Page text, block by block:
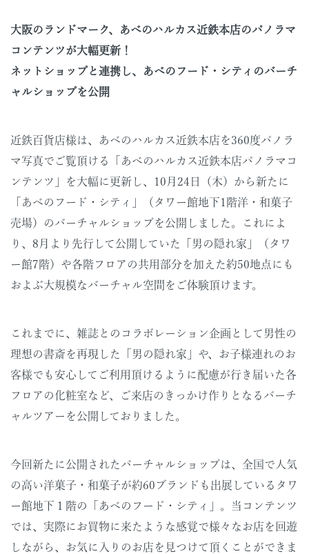
大阪のランドマーク、あべのハルカス近鉄本店のパノラマ
コンテンツが大幅更新！
ネットショップと連携し、あべのフード・シティのバーチ
ャルショップを公開
近鉄百貨店様は、あべのハルカス近鉄本店を360度パノラ
マ写真でご覧頂ける「あべのハルカス近鉄本店パノラマコ
ンテンツ」を大幅に更新し、10月24日（木）から新たに
「あべのフード・シティ」（タワー館地下1階洋・和菓子
売場）のバーチャルショップを公開しました。これによ
り、8月より先行して公開していた「男の隠れ家」（タワ
ー館7階）や各階フロアの共用部分を加えた約50地点にも
およぶ大規模なバーチャル空間をご体験頂けます。
これまでに、雑誌とのコラボレーション企画として男性の
理想の書斎を再現した「男の隠れ家」や、お子様連れのお
客様でも安心してご利用頂けるように配慮が行き届いた各
フロアの化粧室など、ご来店のきっかけ作りとなるバーチ
ャルツアーを公開しておりました。
今回新たに公開されたバーチャルショップは、全国で人気
の高い洋菓子・和菓子が約60ブランドも出展しているタワ
ー館地下１階の「あべのフード・シティ」。当コンテンツ
では、実際にお買物に来たような感覚で様々なお店を回遊
しながら、お気に入りのお店を見つけて頂くことができま